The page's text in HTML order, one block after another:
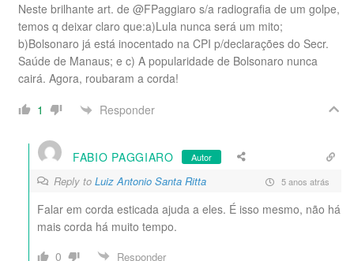
Neste brilhante art. de @FPaggiaro s/a radiografia de um golpe,
temos q deixar claro que:a)Lula nunca será um mito;
b)Bolsonaro já está inocentado na CPI p/declarações do Secr.
Saúde de Manaus; e c) A popularidade de Bolsonaro nunca
cairá. Agora, roubaram a corda!
1
Responder
FABIO PAGGIARO Autor
Reply to Luiz Antonio Santa Ritta 5 anos atrás
Falar em corda esticada ajuda a eles. É isso mesmo, não há
mais corda há muito tempo.
0
Responder